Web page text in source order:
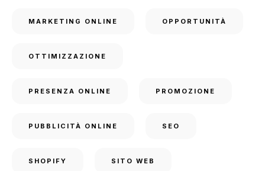
MARKETING ONLINE OPPORTUNITÀ
OTTIMIZZAZIONE
PRESENZA ONLINE PROMOZIONE
PUBBLICITÀ ONLINE SEO
SHOPIFY SITO WEB